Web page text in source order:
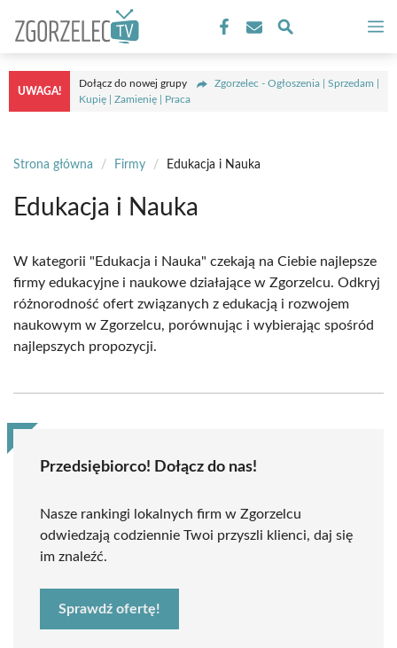
treści
UWAGA!
Dołącz do nowej grupy
Zgorzelec - Ogłoszenia | Sprzedam |
Kupię | Zamienię | Praca
Strona główna / Firmy / Edukacja i Nauka
Edukacja i Nauka
W kategorii "Edukacja i Nauka" czekają na Ciebie najlepsze
firmy edukacyjne i naukowe działające w Zgorzelcu. Odkryj
różnorodność ofert związanych z edukacją i rozwojem
naukowym w Zgorzelcu, porównując i wybierając spośród
najlepszych propozycji.
Przedsiębiorco! Dołącz do nas!
Nasze rankingi lokalnych firm w Zgorzelcu
odwiedzają codziennie Twoi przyszli klienci, daj się
im znaleźć.
Sprawdź ofertę!